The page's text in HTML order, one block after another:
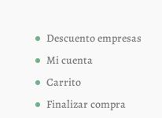
Descuento empresas
Mi cuenta
Carrito
Finalizar compra